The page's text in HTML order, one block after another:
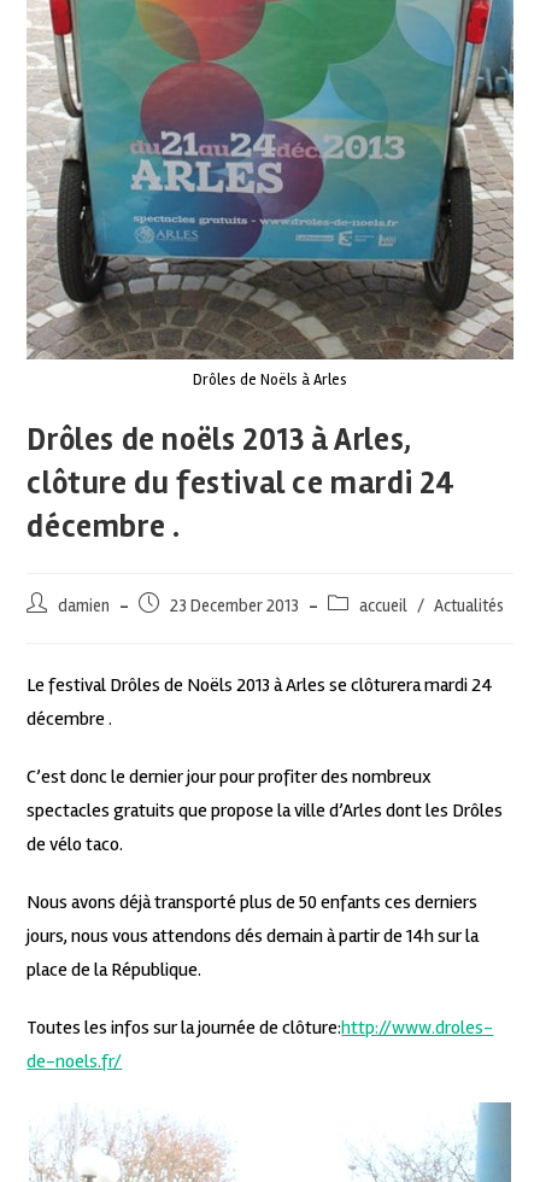
Drôles de Noëls à Arles
Drôles de noëls 2013 à Arles,
clôture du festival ce mardi 24
décembre .
damien 23 December 2013 accueil / Actualités
Le festival Drôles de Noëls 2013 à Arles se clôturera mardi 24
décembre .
C’est donc le dernier jour pour profiter des nombreux
spectacles gratuits que propose la ville d’Arles dont les Drôles
de vélo taco.
Nous avons déjà transporté plus de 50 enfants ces derniers
jours, nous vous attendons dés demain à partir de 14h sur la
place de la République.
Toutes les infos sur la journée de clôture:http://www.droles-
de-noels.fr/